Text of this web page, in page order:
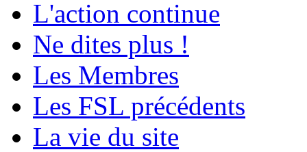
L'action continue
Ne dites plus !
Les Membres
Les FSL précédents
La vie du site